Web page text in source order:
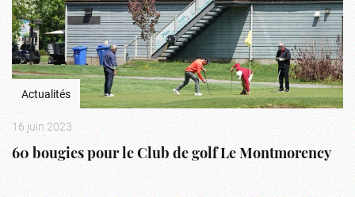
Actualités
16 juin 2023
60 bougies pour le Club de golf Le Montmorency